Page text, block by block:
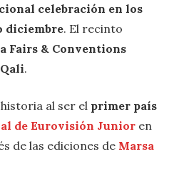
celebración en los
diciembre. El recinto
Fairs & Conventions
Qali.
al ser el primer país
de Eurovisión Junior en
de las ediciones de Marsa